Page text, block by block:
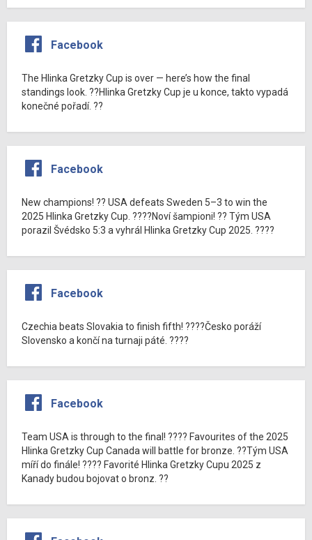
Facebook
The Hlinka Gretzky Cup is over — here’s how the final
standings look. ??Hlinka Gretzky Cup je u konce, takto vypadá
konečné pořadí. ??
Facebook
New champions! ?? USA defeats Sweden 5–3 to win the
2025 Hlinka Gretzky Cup. ????Noví šampioni! ?? Tým USA
porazil Švédsko 5:3 a vyhrál Hlinka Gretzky Cup 2025. ????
Facebook
Czechia beats Slovakia to finish fifth! ????Česko poráží
Slovensko a končí na turnaji páté. ????
Facebook
Team USA is through to the final! ???? Favourites of the 2025
Hlinka Gretzky Cup Canada will battle for bronze. ??Tým USA
míří do finále! ???? Favorité Hlinka Gretzky Cupu 2025 z
Kanady budou bojovat o bronz. ??